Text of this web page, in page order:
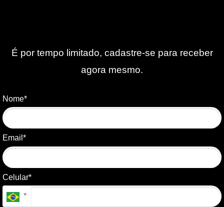
É por tempo limitado, cadastre-se para receber
agora mesmo.
Nome*
Email*
Celular*